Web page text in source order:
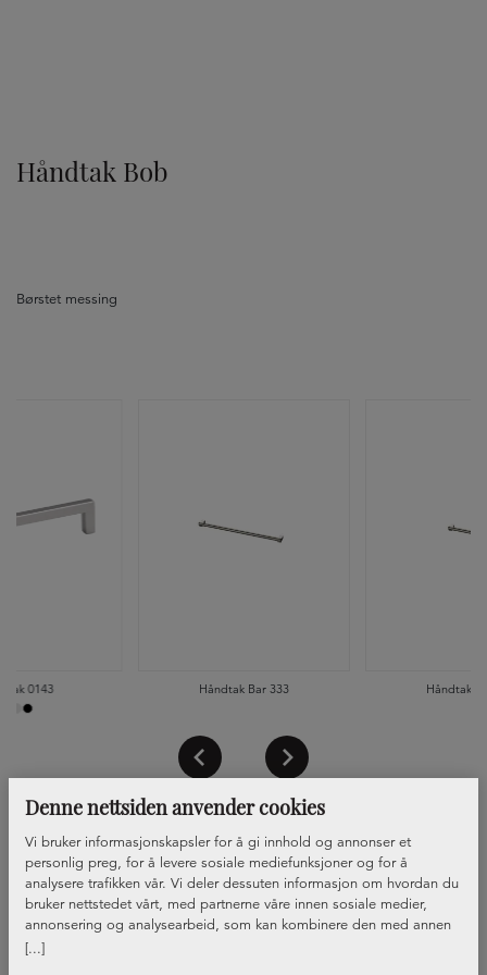
Denne nettsiden anvender cookies
[...]
Vi bruker informasjonskapsler for å gi innhold og annonser et
personlig preg, for å levere sosiale mediefunksjoner og for å
analysere trafikken vår. Vi deler dessuten informasjon om hvordan du
bruker nettstedet vårt, med partnerne våre innen sosiale medier,
annonsering og analysearbeid, som kan kombinere den med annen
informasjon du har gjort tilgjengelig for dem, eller som de har samlet
Håndtak Bob
Børstet messing
0143 Håndtak Bar 333 Håndtak